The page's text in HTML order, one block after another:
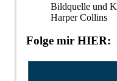
Bildquelle und
Harper Collins
Folge mir HIER: